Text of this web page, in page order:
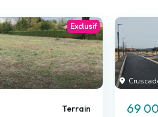
Exclusif
Terrain 69